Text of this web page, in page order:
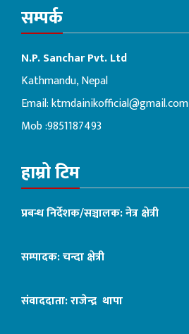
सम्पर्क
N.P. Sanchar Pvt. Ltd
Kathmandu, Nepal
Email:ktmdainikofficial@gmail.com
Mob :9851187493
हाम्रो टिम
प्रबन्ध निर्देशक/सञ्चालक: नेत्र क्षेत्री
सम्पादक: चन्दा क्षेत्री
संवाददाता: राजेन्द्र थापा